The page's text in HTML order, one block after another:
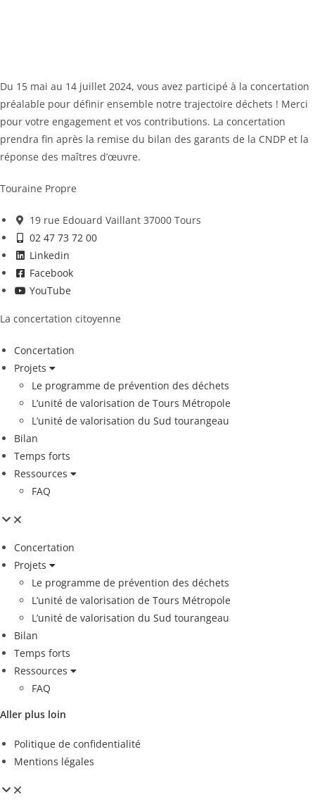
Du 15 mai au 14 juillet 2024, vous avez participé à la concertation
préalable pour définir ensemble notre trajectoire déchets ! Merci
pour votre engagement et vos contributions. La concertation
prendra fin après la remise du bilan des garants de la CNDP et la
réponse des maîtres d’œuvre.
Touraine Propre
19 rue Edouard Vaillant 37000 Tours
02 47 73 72 00
Linkedin
Facebook
YouTube
La concertation citoyenne
Concertation
Projets
Le programme de prévention des déchets
L’unité de valorisation de Tours Métropole
L’unité de valorisation du Sud tourangeau
Bilan
Temps forts
Ressources
FAQ
Concertation
Projets
Le programme de prévention des déchets
L’unité de valorisation de Tours Métropole
L’unité de valorisation du Sud tourangeau
Bilan
Temps forts
Ressources
FAQ
Aller plus loin
Politique de confidentialité
Mentions légales